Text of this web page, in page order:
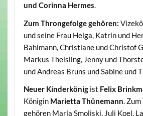
und Corinna Hermes.
Zum Throngefolge gehören:
und seine Frau Helga, Katrin und
Bahlmann, Christiane und Christof
Markus Theisling, Jenny und
und Andreas Bruns und Sabine und
Neuer Kinderkönigist Felix
Königin Marietta Thünemann.
gehören Marla Smoliski, Juli Koel,